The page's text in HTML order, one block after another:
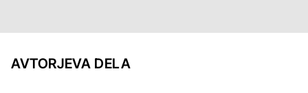
AVTORJEVA DELA